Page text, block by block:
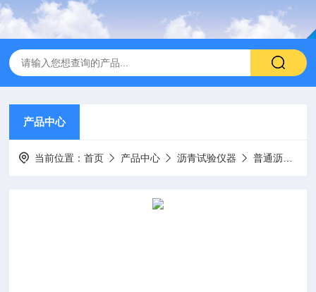
产品中心
当前位置：首页 产品中心 沥青试验仪器 普通沥青类